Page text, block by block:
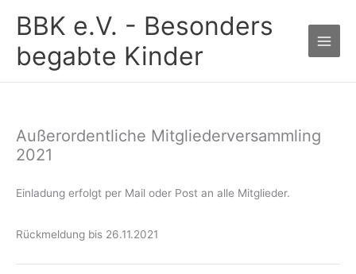
Inhalt
springen
BBK e.V. - Besonders
begabte Kinder
Außerordentliche Mitgliederversammling
2021
Einladung erfolgt per Mail oder Post an alle Mitglieder.
Rückmeldung bis 26.11.2021